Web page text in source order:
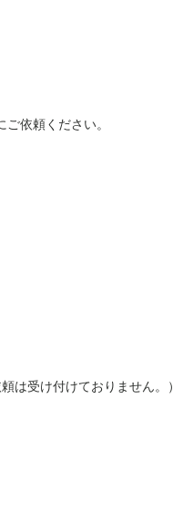
依頼ください。
は受け付けておりません。